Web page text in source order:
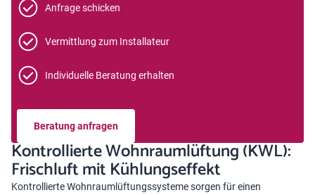
Anfrage schicken
Vermittlung zum Installateur
Individuelle Beratung erhalten
Beratung anfragen
Kontrollierte Wohnraumlüftung (KWL):
Frischluft mit Kühlungseffekt
Kontrollierte Wohnraumlüftungssysteme sorgen für einen